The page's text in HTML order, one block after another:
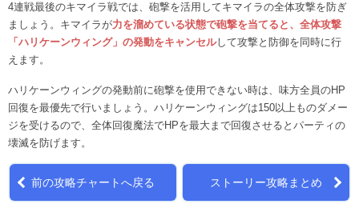
4連戦最後のキマイラ戦では、砲撃を活用してキマイラの全体攻撃を防ぎ
ましょう。キマイラが力を溜めている状態で砲撃を当てると、全体攻撃
「ハリケーンウィング」の発動をキャンセルして攻撃と防御を同時に行
えます。
ハリケーンウィングの発動前に砲撃を使用できない時は、味方全員のHP
回復を最優先で行いましょう。ハリケーンウィングは150以上ものダメー
ジを受けるので、全体回復魔法でHPを最大まで回復させるとパーティの
壊滅を防げます。
前の攻略チャートへ戻る ストーリー攻略まとめ